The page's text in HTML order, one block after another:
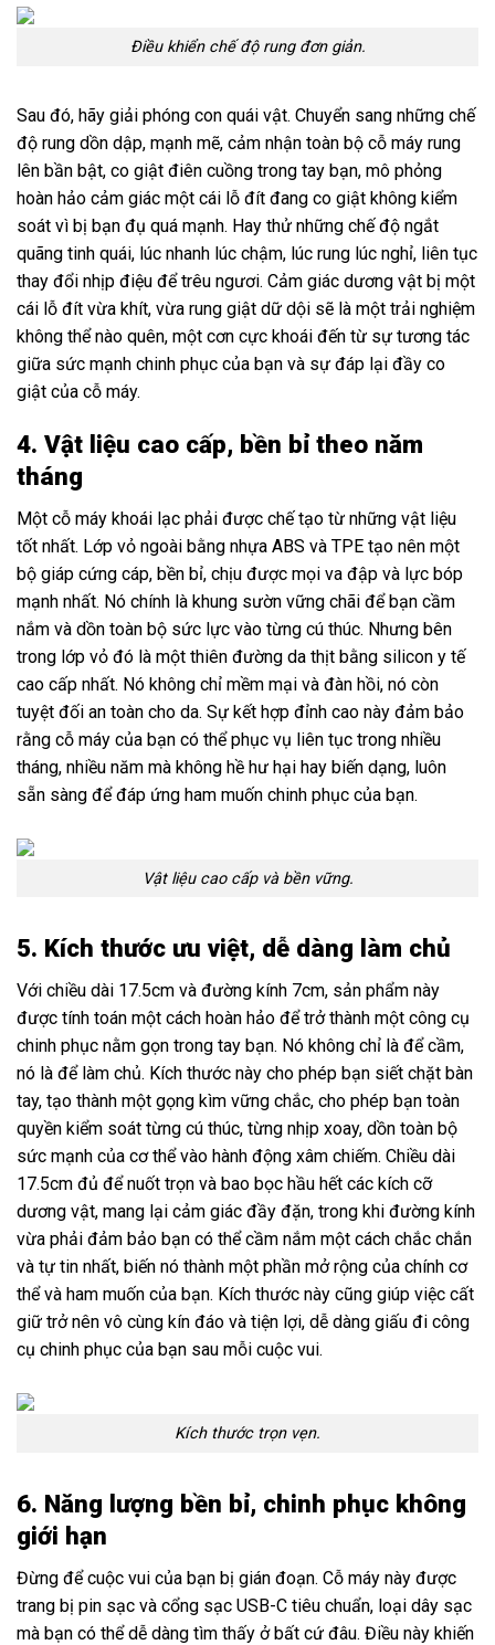
Điều khiển chế độ rung đơn giản.
Sau đó, hãy giải phóng con quái vật. Chuyển sang những chế
độ rung dồn dập, mạnh mẽ, cảm nhận toàn bộ cỗ máy rung
lên bần bật, co giật điên cuồng trong tay bạn, mô phỏng
hoàn hảo cảm giác một cái lỗ đít đang co giật không kiểm
soát vì bị bạn đụ quá mạnh. Hay thử những chế độ ngắt
quãng tinh quái, lúc nhanh lúc chậm, lúc rung lúc nghỉ, liên tục
thay đổi nhịp điệu để trêu ngươi. Cảm giác dương vật bị một
cái lỗ đít vừa khít, vừa rung giật dữ dội sẽ là một trải nghiệm
không thể nào quên, một cơn cực khoái đến từ sự tương tác
giữa sức mạnh chinh phục của bạn và sự đáp lại đầy co
giật của cỗ máy.
4. Vật liệu cao cấp, bền bỉ theo năm
tháng
Một cỗ máy khoái lạc phải được chế tạo từ những vật liệu
tốt nhất. Lớp vỏ ngoài bằng nhựa ABS và TPE tạo nên một
bộ giáp cứng cáp, bền bỉ, chịu được mọi va đập và lực bóp
mạnh nhất. Nó chính là khung sườn vững chãi để bạn cầm
nắm và dồn toàn bộ sức lực vào từng cú thúc. Nhưng bên
trong lớp vỏ đó là một thiên đường da thịt bằng silicon y tế
cao cấp nhất. Nó không chỉ mềm mại và đàn hồi, nó còn
tuyệt đối an toàn cho da. Sự kết hợp đỉnh cao này đảm bảo
rằng cỗ máy của bạn có thể phục vụ liên tục trong nhiều
tháng, nhiều năm mà không hề hư hại hay biến dạng, luôn
sẵn sàng để đáp ứng ham muốn chinh phục của bạn.
Vật liệu cao cấp và bền vững.
5. Kích thước ưu việt, dễ dàng làm chủ
Với chiều dài 17.5cm và đường kính 7cm, sản phẩm này
được tính toán một cách hoàn hảo để trở thành một công cụ
chinh phục nằm gọn trong tay bạn. Nó không chỉ là để cầm,
nó là để làm chủ. Kích thước này cho phép bạn siết chặt bàn
tay, tạo thành một gọng kìm vững chắc, cho phép bạn toàn
quyền kiểm soát từng cú thúc, từng nhịp xoay, dồn toàn bộ
sức mạnh của cơ thể vào hành động xâm chiếm. Chiều dài
17.5cm đủ để nuốt trọn và bao bọc hầu hết các kích cỡ
dương vật, mang lại cảm giác đầy đặn, trong khi đường kính
vừa phải đảm bảo bạn có thể cầm nắm một cách chắc chắn
và tự tin nhất, biến nó thành một phần mở rộng của chính cơ
thể và ham muốn của bạn. Kích thước này cũng giúp việc cất
giữ trở nên vô cùng kín đáo và tiện lợi, dễ dàng giấu đi công
cụ chinh phục của bạn sau mỗi cuộc vui.
Kích thước trọn vẹn.
6. Năng lượng bền bỉ, chinh phục không
giới hạn
Đừng để cuộc vui của bạn bị gián đoạn. Cỗ máy này được
trang bị pin sạc và cổng sạc USB-C tiêu chuẩn, loại dây sạc
mà bạn có thể dễ dàng tìm thấy ở bất cứ đâu. Điều này khiến